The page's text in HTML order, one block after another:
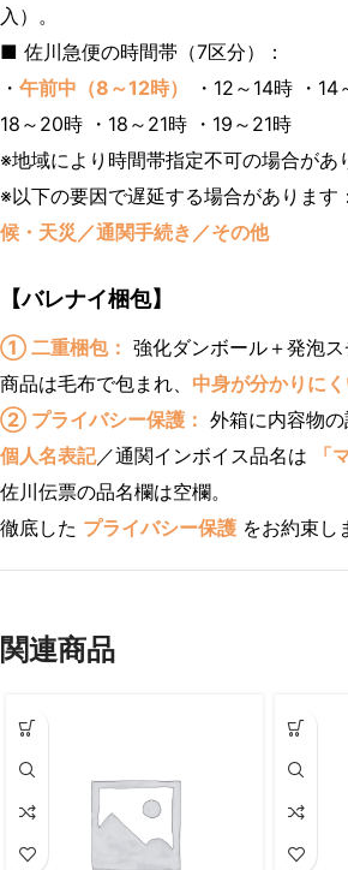
入）。
■ 佐川急便の時間帯（7区分）：
・ 午前中（8～12時）
・12～14時 ・14
18～20時 ・18～21時 ・19～21時
※地域により時間帯指定不可の場合があ
※以下の要因で遅延する場合があります：
候・天災／通関手続き／その他
【バレナイ梱包】
① 二重梱包： 強化ダンボール＋発泡ス
商品は毛布で包まれ、 中身が分かりに
② プライバシー保護： 外箱に内容物
個人名表記／通関インボイス品名は 「
佐川伝票の品名欄は空欄。
徹底した プライバシー保護 をお約束し
関連商品